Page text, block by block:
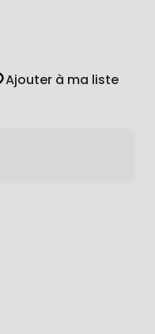
Ajouter à ma liste